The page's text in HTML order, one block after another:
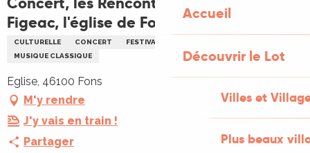
Accueil
Découvrir le Lot
Villes et
Plus beaux
Figeac, l'église de Fons
CULTURELLE CONCERT FESTIVAL
MUSIQUE CLASSIQUE
Eglise, 46100 Fons
M'y rendre
J'y vais en train !
Partager